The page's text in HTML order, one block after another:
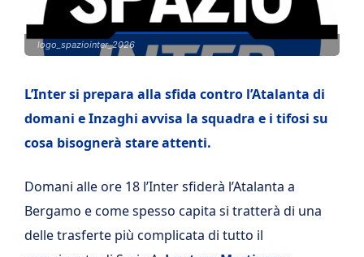
logo_spaziointer_2026
L’Inter si prepara alla sfida contro l’Atalanta di
domani e Inzaghi avvisa la squadra e i tifosi su
cosa bisognerà stare attenti.
Domani alle ore 18 l’Inter sfiderà l’Atalanta a
Bergamo e come spesso capita si tratterà di una
delle trasferte più complicata di tutto il